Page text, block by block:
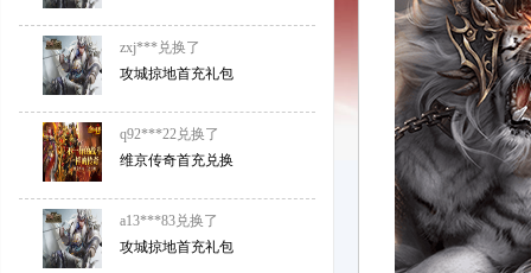
q92***22兑换了
维京传奇首充兑换
a13***83兑换了
攻城掠地首充礼包
ljh***01兑换了
维京传奇首充兑换